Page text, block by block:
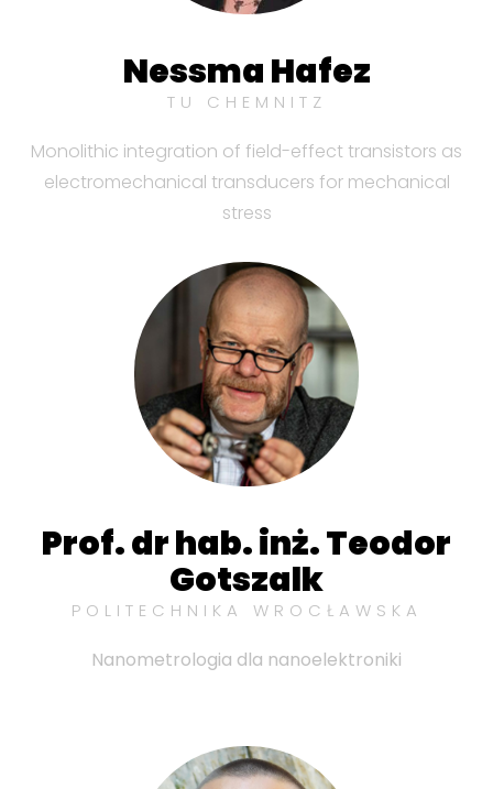
Nessma Hafez
TU CHEMNITZ
Monolithic integration of field-effect transistors as
electromechanical transducers for mechanical
stress
Prof. dr hab. inż. Teodor
Gotszalk
POLITECHNIKA WROCŁAWSKA
Nanometrologia dla nanoelektroniki